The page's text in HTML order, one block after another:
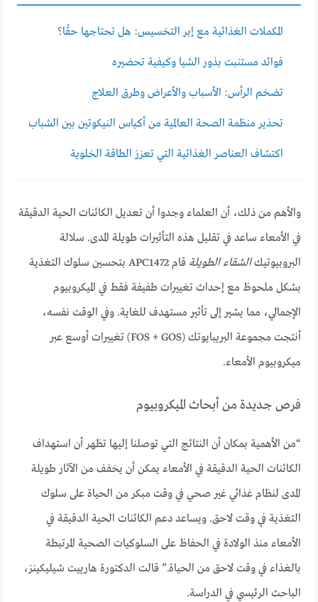
المكملات الغذائية مع إبر التخسيس: هل تحتاجها حقًا؟
فوائد مستنبت بذور الشيا وكيفية تحضيره
تضخم الرأس: الأسباب والأعراض وطرق العلاج
تحذير منظمة الصحة العالمية من أكياس النيكوتين بين الشباب
اكتشاف العناصر الغذائية التي تعزز الطاقة الخلوية
والأهم من ذلك، أن العلماء وجدوا أن تعديل الكائنات الحية الدقيقة
في الأمعاء ساعد في تقليل هذه التأثيرات طويلة المدى. سلالة
البروبيوتيكالشقاء الطويلة
قام APC1472 بتحسين سلوك التغذية
بشكل ملحوظ مع إحداث تغييرات طفيفة فقط في الميكروبيوم
الإجمالي، مما يشير إلى تأثير مستهدف للغاية. وفي الوقت نفسه،
أنتجت مجموعة البريبايوتك (FOS + GOS) تغييرات أوسع عبر
ميكروبيوم الأمعاء.
فرص جديدة من أبحاث الميكروبيوم
“من الأهمية بمكان أن النتائج التي توصلنا إليها تظهر أن استهداف
الكائنات الحية الدقيقة في الأمعاء يمكن أن يخفف من الآثار طويلة
المدى لنظام غذائي غير صحي في وقت مبكر من الحياة على سلوك
التغذية في وقت لاحق. ويساعد دعم الكائنات الحية الدقيقة في
الأمعاء منذ الولادة في الحفاظ على السلوكيات الصحية المرتبطة
بالغذاء في وقت لاحق من الحياة.” قالت الدكتورة هارييت شيليكينز،
الباحث الرئيسي في الدراسة.